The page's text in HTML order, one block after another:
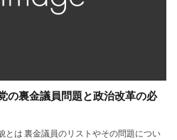
の裏金議員問題と政治改革の必
とは 裏金議員のリストやその問題につい